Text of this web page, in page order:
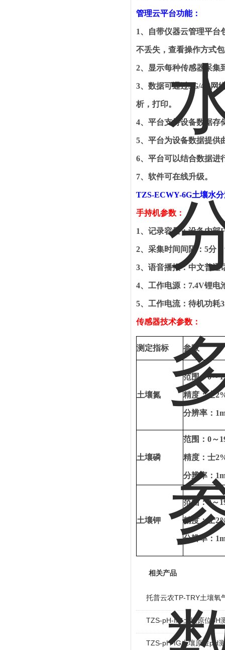
管理云平台功能：
1、自带仪器云管理平台
不丢失，查看操作方式
2、显示每种传感器采集
3、数据可通过5G/4G网
析，打印。
4、平台支持设备数据存
5、平台为设备数据提供
6、平台可以结合数据进
7、软件可在线升级。
TZS-ECWY-6G土壤水
手持机参数：
1、 记录容量：设备内部
2、 采集时间间隔： 5分～
3、 语音播报：中文普通
4、 工作电源： 7.4V锂电
5、 工作电流：待机功耗
传感器技术参数：
测定指标 参数
土壤氮
范围：0～
精度：士
分辨率：
土壤磷
范围： 0～
精度：士
分辨率：
土壤钾
范围： 0～
精度：士
分辨率：
相关产品
托普云农TP-TRY土壤氧
TZS-pH-IIG土壤原位pH
TZS-pH-IG土壤原位pH